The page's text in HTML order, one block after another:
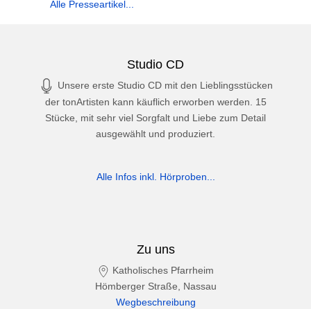
Alle Presseartikel...
Studio CD
Unsere erste Studio CD mit den Lieblingsstücken
der tonArtisten kann käuflich erworben werden. 15
Stücke, mit sehr viel Sorgfalt und Liebe zum Detail
ausgewählt und produziert.
Alle Infos inkl. Hörproben...
Zu uns
Katholisches Pfarrheim
Hömberger Straße, Nassau
Wegbeschreibung